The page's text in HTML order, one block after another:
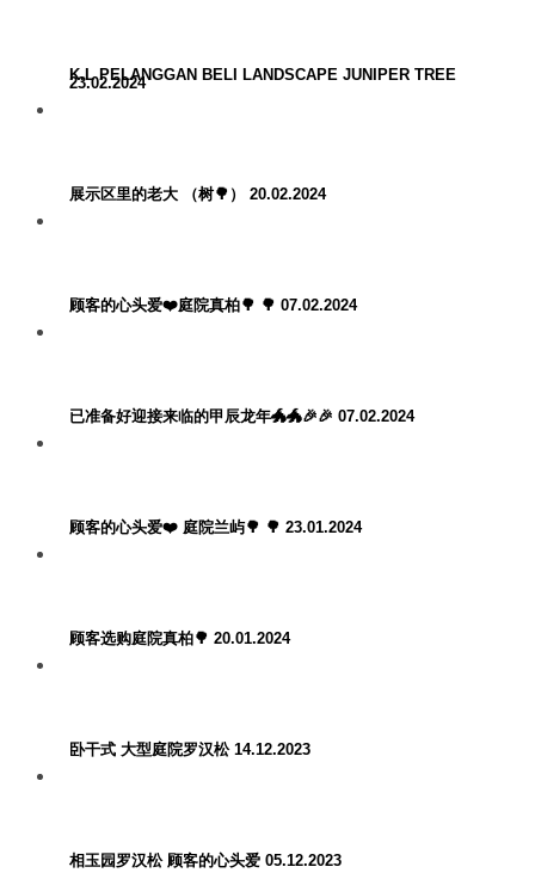
K.L PELANGGAN BELI LANDSCAPE JUNIPER TREE
23.02.2024
展示区里的老大 （树🌳） 20.02.2024
顾客的心头爱❤️庭院真柏🌳 🌳 07.02.2024
已准备好迎接来临的甲辰龙年🐲🐲🎉🎉 07.02.2024
顾客的心头爱❤️ 庭院兰屿🌳 🌳 23.01.2024
顾客选购庭院真柏🌳 20.01.2024
卧干式 大型庭院罗汉松 14.12.2023
相玉园罗汉松 顾客的心头爱 05.12.2023